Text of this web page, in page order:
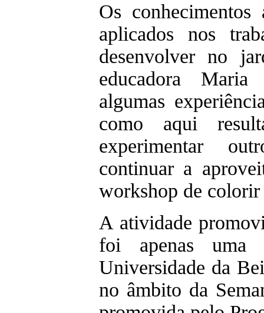
Os conhecimentos
aplicados nos
desenvolver no
educadora
algumas
como aqui
experimentar
continuar a
workshop de
A atividade
foi apenas
Universidade da
no âmbito da